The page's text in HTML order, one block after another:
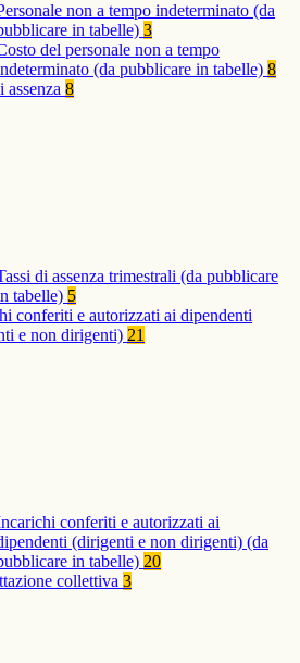
non a tempo indeterminato (da
in tabelle) 3
del personale non a tempo
(da pubblicare in tabelle) 8
assenza 8
di assenza trimestrali (da pubblicare
tabelle) 5
conferiti e autorizzati ai dipendenti
e non dirigenti) 21
conferiti e autorizzati ai
(dirigenti e non dirigenti) (da
in tabelle) 20
collettiva 3